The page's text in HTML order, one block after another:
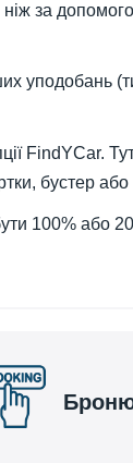
за
уподобань
бустер або
100% або